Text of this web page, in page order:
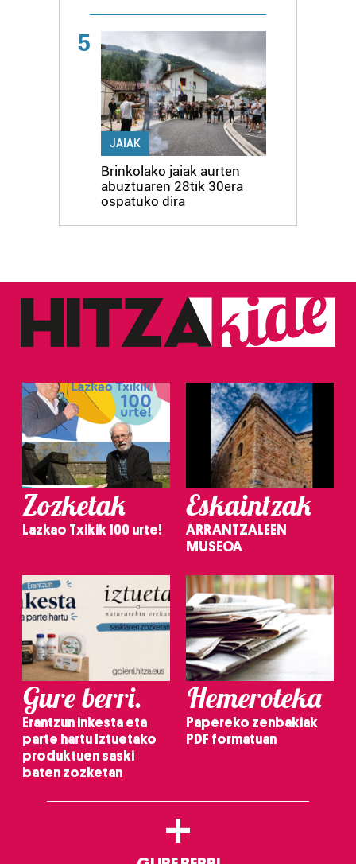
5
JAIAK
Brinkolako jaiak aurten
abuztuaren 28tik 30era
ospatuko dira
Zozketak
Lazkao Txikik 100 urte!
Eskaintzak
ARRANTZALEEN
MUSEOA
Gure berri.
Erantzun inkesta eta
parte hartu Iztuetako
produktuen saski
baten zozketan
Hemeroteka
Papereko zenbakiak
PDF formatuan
+